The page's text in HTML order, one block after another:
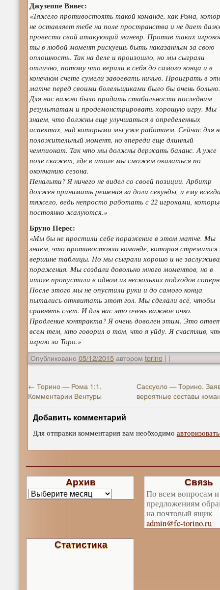
Джузеппе Вивес:
«Тяжело противостоять такой команде, как Рома,
не оставляет тебе на поле пространства и не дает
провести свой атакующий маневр. Против таких
ты в любой момент рискуешь быть наказанным за свою
оплошность. Так на деле и произошло, но мы сыграли
отлично, потому что верили в себя до самого конца и в
конечном счете сумели завоевать ничью. Проиграть в
матче перед своими болельщиками было бы очень больно.
Для нас важно было придать стабильности последним
результатам и продемонстрировать хорошую игру. Мы
знаем, что должны еще улучшаться в определенных
аспектах, над которыми мы уже работаем. Сейчас для
положительный момент, но впереди еще длинный
чемпионат. Так что мы должны держать баланс. А уже
поле скажет, где в итоге мы сможем оказаться по
окончанию сезона.
Пенальти? Я ничего не видел со своей позиции. Арбитр
должен принимать решения за доли секунды, и ему
тяжело, ведь непросто работать с 22 игроками,
постоянно жалуются.»
Бруно Перес:
«Мы бы не простили себе поражение в этом матче. Мы
знаем, что противостояли команде, которая стремится
вершине таблицы. Но мы сыграли хорошо и не
поражения. Мы создали довольно много моментов, но в
итоге пропустили в одном из нескольких подходов
После этого мы не опустили руки и до самого конца
пытались отквитать этот гол. Мы сделали всё, чтобы
сравнять счет. И для нас это очень важное очко.
Продление контракта? Я очень доволен этим. Это
всем тем, кто говорил о том, что я уйду. Я счастлив,
играю за Торо.»
Опубликовано 05/12/2015 автором torino | |
← Торино — Рома 1:1.
Комментарии Вентуры
Сассуоло — Торино.
вероятные составы
Добавить комментарий
Для отправки комментария вам необходимо
Архив Связь
По всем вопросам и
предложениям
на почтовый ящик
admin@fc-torino.ru
Статистика